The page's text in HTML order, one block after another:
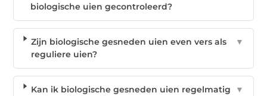
biologische uien gecontroleerd?
Zijn biologische gesneden uien even vers als
reguliere uien?
▼
Kan ik biologische gesneden uien regelmatig
▼